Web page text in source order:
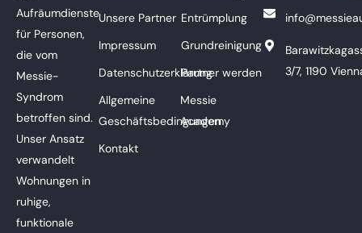
Aufräumdienste
für Personen,
die vom
Messie-
Syndrom
betroffen sind.
Unser Ansatz
verwandelt
Wohnungen in
ruhige,
funktionale
Unsere Partner
Impressum
Datenschutzerklärung
Allgemeine
Geschäftsbedingungen
Kontakt
Entrümplung
Grundreinigung
Partner werden
Messie
Academy
3/7, 1190